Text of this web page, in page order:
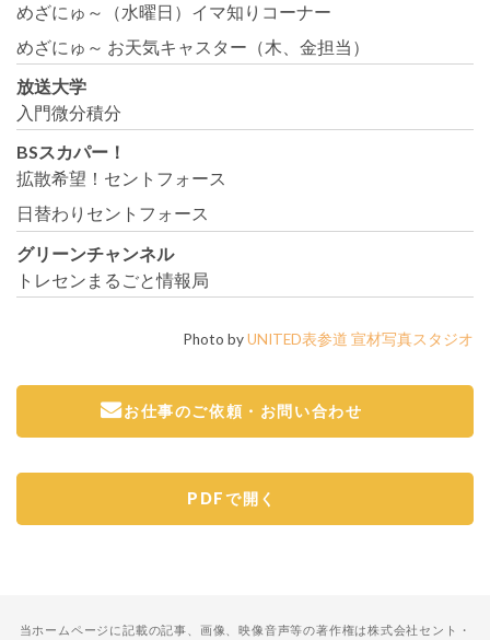
めざにゅ～（水曜日）イマ知りコーナー
めざにゅ～ お天気キャスター（木、金担当）
放送大学
入門微分積分
BSスカパー！
拡散希望！セントフォース
日替わりセントフォース
グリーンチャンネル
トレセンまるごと情報局
Photo byUNITED表参道 宣材写真スタジオ
お仕事のご依頼・お問い合わせ
PDFで開く
当ホームページに記載の記事、画像、映像音声等の著作権は株式会社セント・